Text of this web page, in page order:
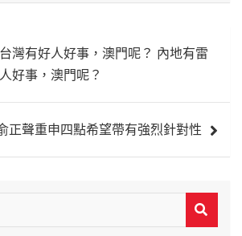
灣有好人好事，澳門呢？ 內地有雷
好事，澳門呢？
正聲重申四點希望帶有強烈針對性